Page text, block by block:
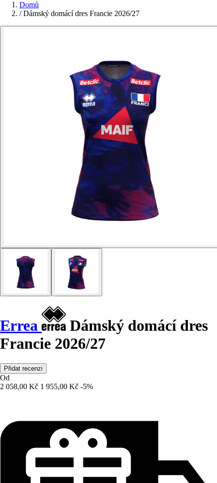
Domů
/ Dámský domácí dres Francie 2026/27
Errea
Dámský domácí dres
Francie 2026/27
Přidat recenzi
Od
2 058,00 Kč 1 955,00 Kč -5%